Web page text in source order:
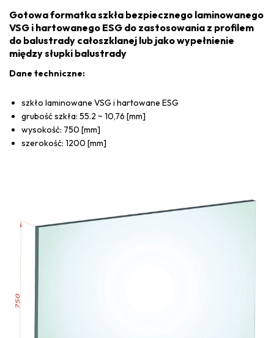
Gotowa formatka szkła bezpiecznego laminowanego
VSG i hartowanego ESG do zastosowania z profilem
do balustrady całoszklanej lub jako wypełnienie
między słupki balustrady
Dane techniczne:
szkło laminowane VSG i hartowane ESG
grubość szkła: 55.2 ~ 10,76 [mm]
wysokość: 750 [mm]
szerokość: 1200 [mm]